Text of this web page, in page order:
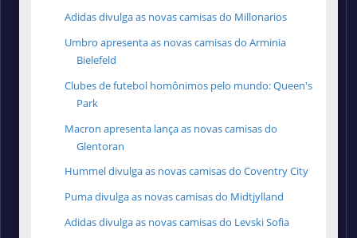
Adidas divulga as novas camisas do Millonarios
Umbro apresenta as novas camisas do Arminia
Bielefeld
Clubes de futebol homônimos pelo mundo: Queen's
Park
Macron apresenta lança as novas camisas do
Glentoran
Hummel divulga as novas camisas do Coventry City
Puma divulga as novas camisas do Midtjylland
Adidas divulga as novas camisas do Levski Sofia